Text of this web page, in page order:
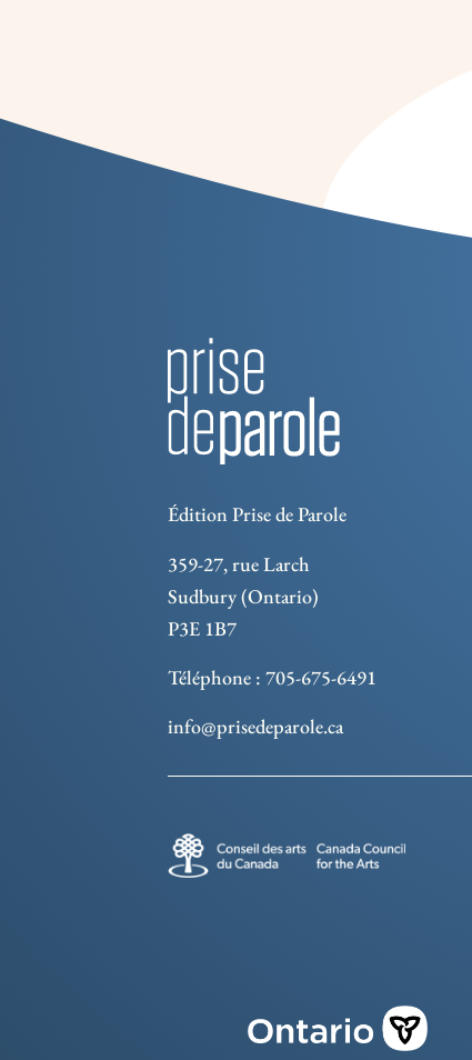
Édition Prise de Parole
359-27, rue Larch
Sudbury (Ontario)
P3E 1B7
Téléphone : 705-675-6491
info@prisedeparole.ca